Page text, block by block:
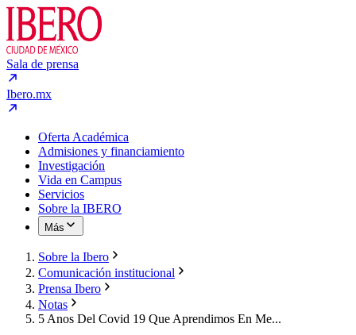
Sala de prensa
Ibero.mx
Oferta Académica
Admisiones y financiamiento
Investigación
Vida en Campus
Servicios
Sobre la IBERO
Más
Sobre la Ibero
Comunicación institucional
Prensa Ibero
Notas
5 Anos Del Covid 19 Que Aprendimos En Me...